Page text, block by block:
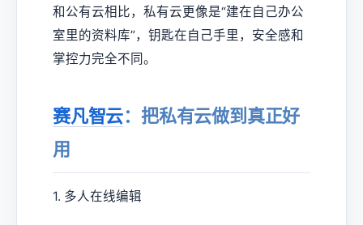
和公有云相比，私有云更像是“建在自己办公
室里的资料库”，钥匙在自己手里，安全感和
掌控力完全不同。
赛凡智云：把私有云做到真正好
用
1. 多人在线编辑